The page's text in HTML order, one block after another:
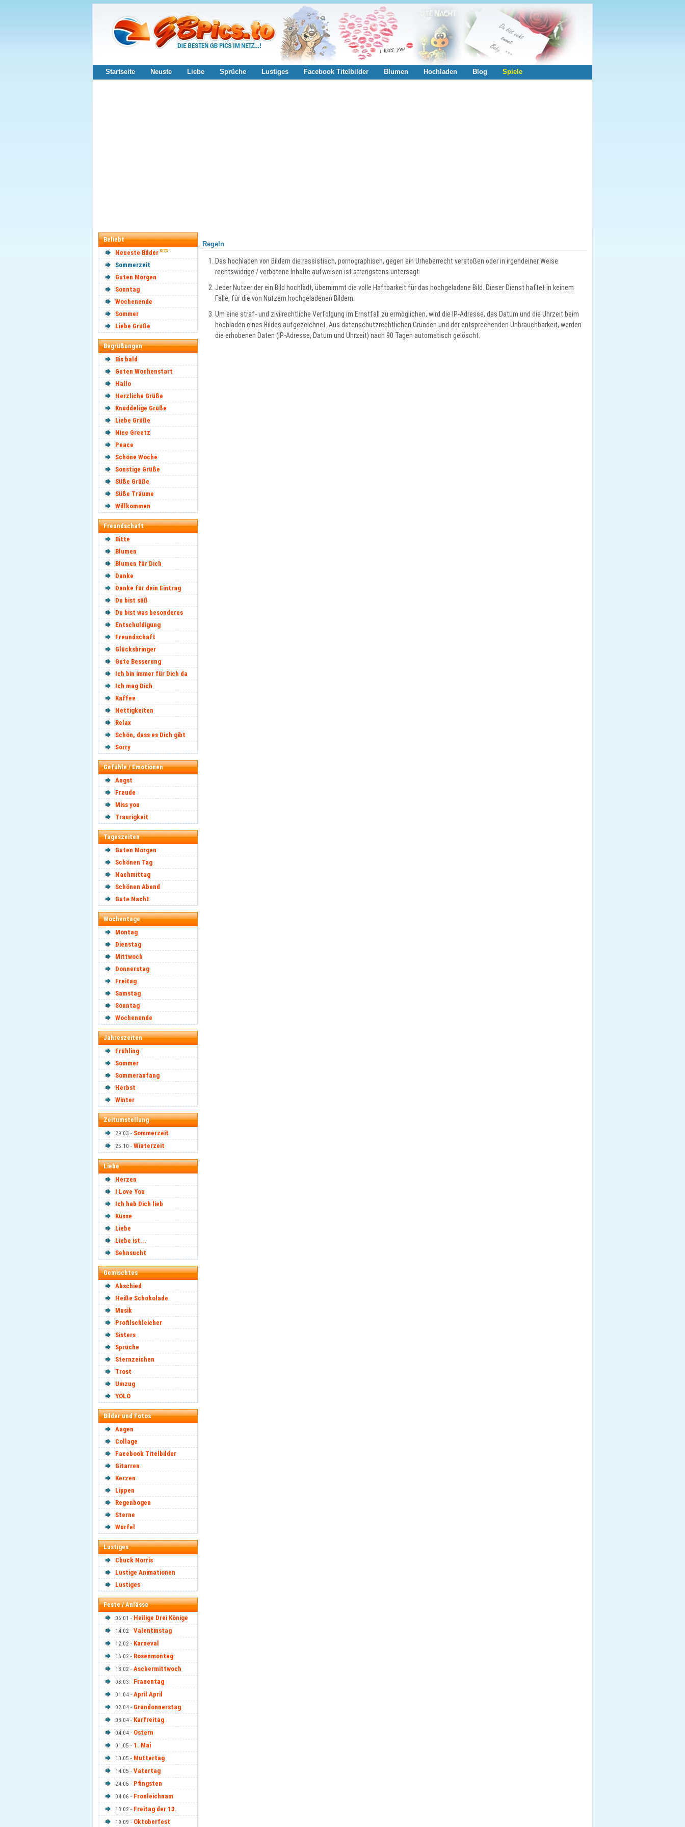
Startseite Neuste Liebe Sprüche Lustiges Facebook Titelbilder Blumen Hochladen Blog Spiele
Beliebt
Neueste Bilder
Sommerzeit
Guten Morgen
Sonntag
Wochenende
Sommer
Liebe Grüße
Begrüßungen
Bis bald
Guten Wochenstart
Hallo
Herzliche Grüße
Knuddelige Grüße
Liebe Grüße
Nice Greetz
Peace
Schöne Woche
Sonstige Grüße
Süße Grüße
Süße Träume
Willkommen
Freundschaft
Bitte
Blumen
Blumen für Dich
Danke
Danke für dein Eintrag
Du bist süß
Du bist was besonderes
Entschuldigung
Freundschaft
Glücksbringer
Gute Besserung
Ich bin immer für Dich da
Ich mag Dich
Kaffee
Nettigkeiten
Relax
Schön, dass es Dich gibt
Sorry
Gefühle / Emotionen
Angst
Freude
Miss you
Traurigkeit
Tageszeiten
Guten Morgen
Schönen Tag
Nachmittag
Schönen Abend
Gute Nacht
Wochentage
Montag
Dienstag
Mittwoch
Donnerstag
Freitag
Samstag
Sonntag
Wochenende
Jahreszeiten
Frühling
Sommer
Sommeranfang
Herbst
Winter
Zeitumstellung
29.03 - Sommerzeit
25.10 - Winterzeit
Liebe
Herzen
I Love You
Ich hab Dich lieb
Küsse
Liebe
Liebe ist...
Sehnsucht
Gemischtes
Abschied
Heiße Schokolade
Musik
Profilschleicher
Sisters
Sprüche
Sternzeichen
Trost
Umzug
YOLO
Bilder und Fotos
Augen
Collage
Facebook Titelbilder
Gitarren
Kerzen
Lippen
Regenbogen
Sterne
Würfel
Lustiges
Chuck Norris
Lustige Animationen
Lustiges
Feste / Anlässe
06.01 - Heilige Drei Könige
14.02 - Valentinstag
12.02 - Karneval
16.02 - Rosenmontag
18.02 - Aschermittwoch
08.03 - Frauentag
01.04 - April April
02.04 - Gründonnerstag
03.04 - Karfreitag
04.04 - Ostern
01.05 - 1. Mai
10.05 - Muttertag
14.05 - Vatertag
24.05 - Pfingsten
04.06 - Fronleichnam
13.02 - Freitag der 13.
19.09 - Oktoberfest
Regeln
Das hochladen von Bildern die rassistisch, pornographisch, gegen ein Urheberrecht verstoßen oder in irgendeiner Weise
rechtswidrige / verbotene Inhalte aufweisen ist strengstens untersagt.
Jeder Nutzer der ein Bild hochlädt, übernimmt die volle Haftbarkeit für das hochgeladene Bild. Dieser Dienst haftet in keinem
Falle, für die von Nutzern hochgeladenen Bildern.
Um eine straf- und zivilrechtliche Verfolgung im Ernstfall zu ermöglichen, wird die IP-Adresse, das Datum und die Uhrzeit beim
hochladen eines Bildes aufgezeichnet. Aus datenschutzrechtlichen Gründen und der entsprechenden Unbrauchbarkeit, werden
die erhobenen Daten (IP-Adresse, Datum und Uhrzeit) nach 90 Tagen automatisch gelöscht.